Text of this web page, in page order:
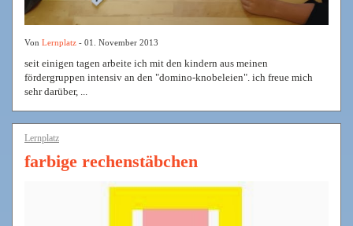
Von Lernplatz - 01. November 2013
seit einigen tagen arbeite ich mit den kindern aus meinen
fördergruppen intensiv an den "domino-knobeleien". ich freue mich
sehr darüber, ...
Lernplatz
farbige rechenstäbchen